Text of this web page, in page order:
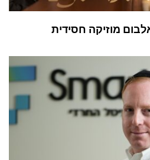
מוזיקה חסידית